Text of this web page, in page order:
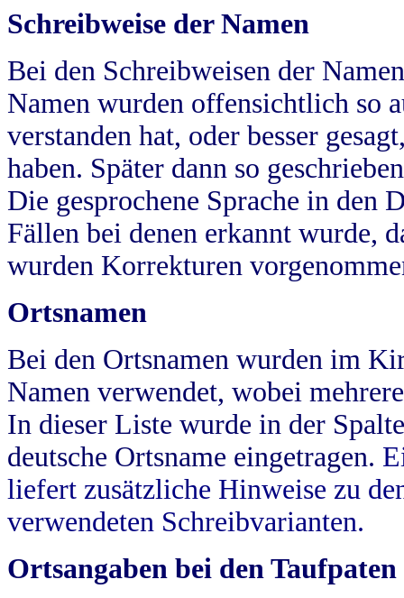
Schreibweise der Namen
Bei den Schreibweisen der
Namen wurden offensichtlich so
verstanden hat, oder besser
haben. Später dann so
Die gesprochene Sprache in
Fällen bei denen erkannt wurde,
wurden Korrekturen
Ortsnamen
Bei den Ortsnamen wurden im
Namen verwendet, wobei
In dieser Liste wurde in der
deutsche Ortsname eingetragen.
liefert zusätzliche Hinweise zu
verwendeten Schreibvarianten.
Ortsangaben bei den Taufpaten